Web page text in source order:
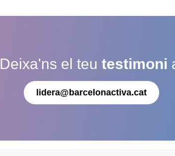
Deixa'ns el teu testimoni
lidera@barcelonactiva.cat